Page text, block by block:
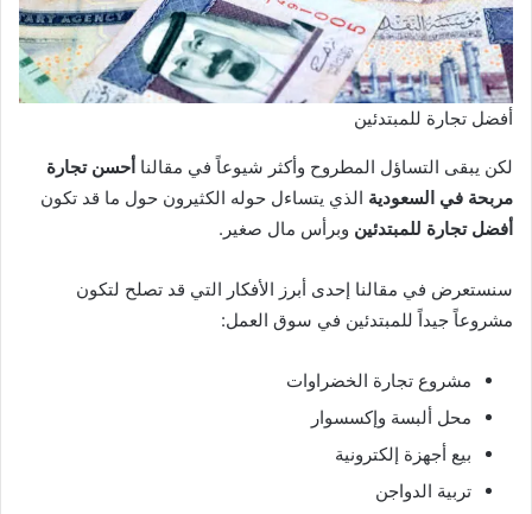
أفضل تجارة للمبتدئين
لكن يبقى التساؤل المطروح وأكثر شيوعاً في مقالنا أحسن تجارة
مربحة في السعودية الذي يتساءل حوله الكثيرون حول ما قد تكون
أفضل تجارة للمبتدئين وبرأس مال صغير.
سنستعرض في مقالنا إحدى أبرز الأفكار التي قد تصلح لتكون
مشروعاً جيداً للمبتدئين في سوق العمل:
مشروع تجارة الخضراوات
محل ألبسة وإكسسوار
بيع أجهزة إلكترونية
تربية الدواجن